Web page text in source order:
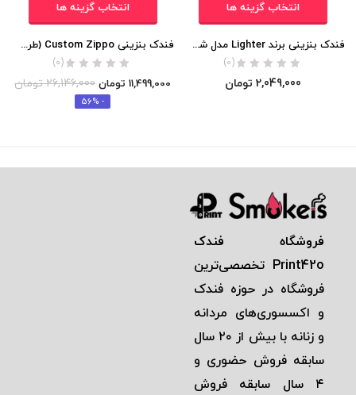
انتخاب گزینه ها
فندک بنزینی برند Lighter مدل شن های روان (شب تاب) اورجینال
(0)
2,049,000 تومان
انتخاب گزینه ها
فندک بنزینی Custom Zippo (طرح شن های روان – شب تاب)
(0)
11,499,000 تومان 26,146,000 تومان
- 56%
فروشگاه فندک
Print42o تخصصی‌ترين
فروشگاه در حوزه فندک
و اكسسوری‌های مردانه
و زنانه با بيش از ٢٠ سال
سابقه فروش حضوری و
٤ سال سابقه فروش